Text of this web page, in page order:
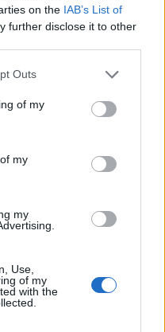
on the IAB’s List of
further disclose it to other
one or more Google
You may click to
its third-party tags to
in below Google
Outs
of my
my
my
Use,
of my
with the
μάρκας